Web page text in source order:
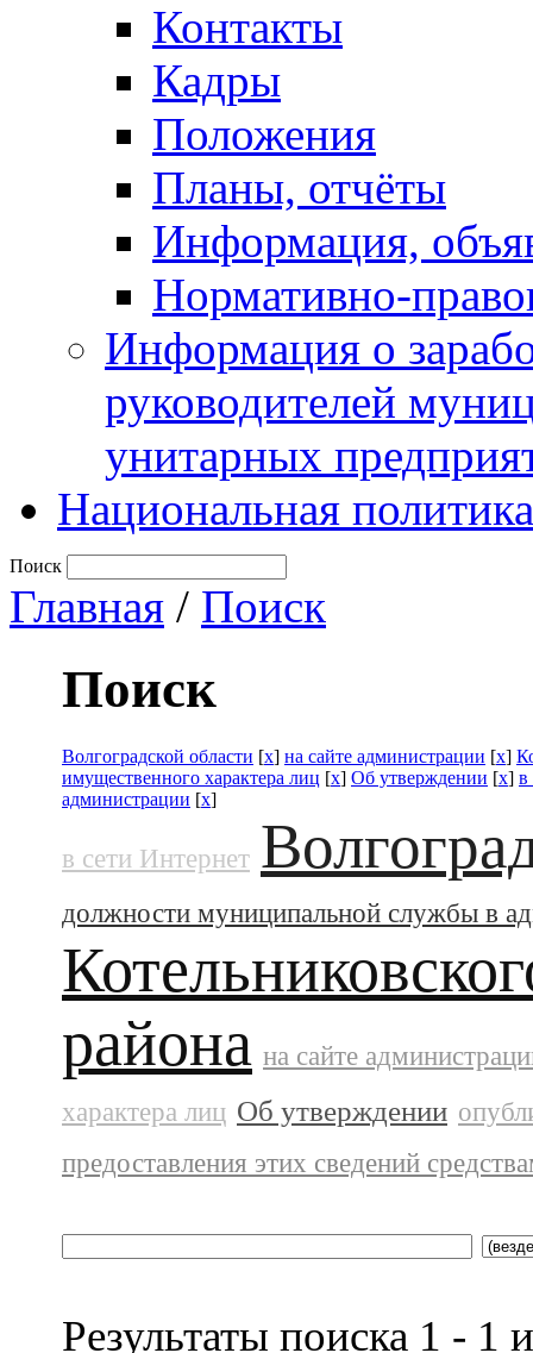
Контакты
Кадры
Положения
Планы, отчёты
Информация,
Нормативно-
Информация о
руководителей
унитарных
Национальная политика
Поиск
Главная / Поиск
Поиск
Волгоградской области [x] на сайте администрации [x]
имущественного характера лиц [x] Об утверждении [x] в
администрации [x]
в сети Интернет
должности муниципальной службы в
района на сайте
характера лиц Об утверждении
предоставления этих сведений
Результаты поиска 1 - 1